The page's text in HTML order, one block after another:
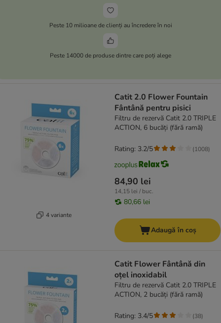
Peste 10 milioane de clienți au încredere în noi
Peste 14000 de produse dintre care poți alege
4 variante
Catit 2.0 Flower Fountain
Fântână pentru pisici
Filtru de rezervă Catit 2.0 TRIPLE
ACTION, 6 bucăți (fără ramă)
84,90 lei
14,15 lei / buc.
80,66 lei
Rating: 3.2/5 (1008)
Adaugă în coș
Catit Flower Fântână din
oțel inoxidabil
Filtru de rezervă Catit 2.0 TRIPLE
ACTION, 2 bucăți (fără ramă)
Rating: 3.4/5 (38)